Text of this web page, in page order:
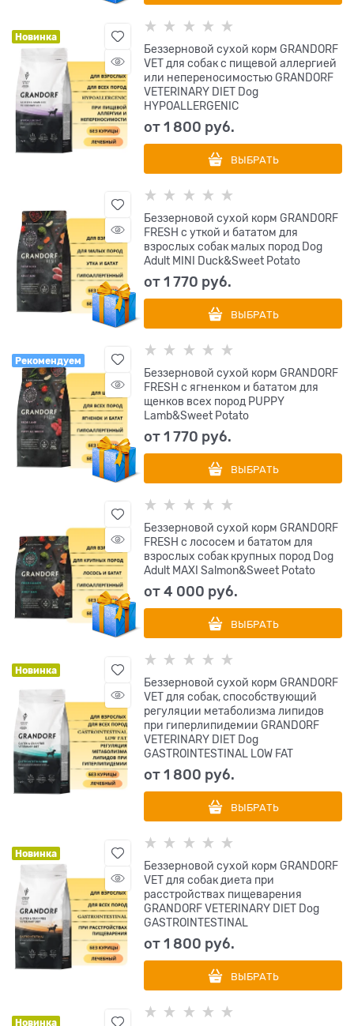
Новинка
Беззерновой сухой корм GRANDORF
VET для собак с пищевой аллергией
или непереносимостью GRANDORF
VETERINARY DIET Dog
HYPOALLERGENIC
от1 800 руб.
ВЫБРАТЬ
Беззерновой сухой корм GRANDORF
FRESH с уткой и бататом для
взрослых собак малых пород Dog
Adult MINI Duck&Sweet Potato
от1 770 руб.
ВЫБРАТЬ
Рекомендуем
Беззерновой сухой корм GRANDORF
FRESH с ягненком и бататом для
щенков всех пород PUPPY
Lamb&Sweet Potato
от1 770 руб.
ВЫБРАТЬ
Беззерновой сухой корм GRANDORF
FRESH с лососем и бататом для
взрослых собак крупных пород Dog
Adult MAXI Salmon&Sweet Potato
от4 000 руб.
ВЫБРАТЬ
Новинка
Беззерновой сухой корм GRANDORF
VET для собак, способствующий
регуляции метаболизма липидов
при гиперлипидемии GRANDORF
VETERINARY DIET Dog
GASTROINTESTINAL LOW FAT
от1 800 руб.
ВЫБРАТЬ
Новинка
Беззерновой сухой корм GRANDORF
VET для собак диета при
расстройствах пищеварения
GRANDORF VETERINARY DIET Dog
GASTROINTESTINAL
от1 800 руб.
ВЫБРАТЬ
Новинка